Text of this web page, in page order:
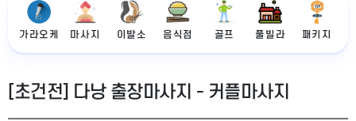
가라오케 마사지 이발소 음식점 골프 풀빌라 패키지
[초건전] 다낭 출장마사지 - 커플마사지